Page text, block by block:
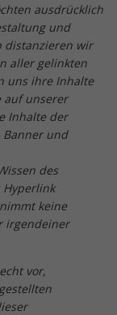
ausdrücklich
und
distanzieren wir
aller gelinkten
uns ihre Inhalte
auf unserer
Inhalte der
und
des
keine
irgendeiner
vor,